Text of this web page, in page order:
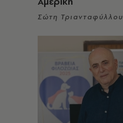
Σώτη Τριανταφύλλου